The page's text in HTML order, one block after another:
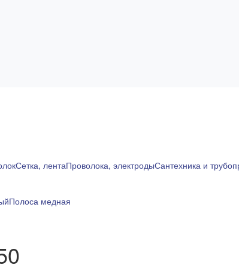
Сетка, лентаПроволока, электродыСантехника и
Полоса медная